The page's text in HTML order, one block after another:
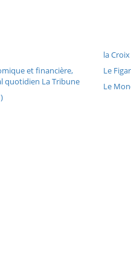
et financière,
quotidien La Tribune
la Croix
Le
Le